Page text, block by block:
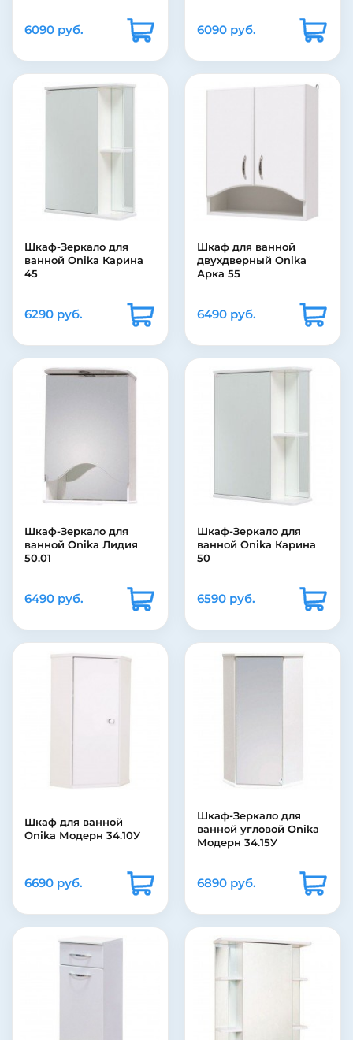
6090 руб. 6090 руб.
Шкаф-Зеркало для
ванной Onika Карина
45
6290 руб.
Шкаф для ванной
двухдверный Onika
Арка 55
6490 руб.
Шкаф-Зеркало для
ванной Onika Лидия
50.01
6490 руб.
Шкаф-Зеркало для
ванной Onika Карина
50
6590 руб.
Шкаф для ванной
Onika Модерн 34.10У
6690 руб.
Шкаф-Зеркало для
ванной угловой Onika
Модерн 34.15У
6890 руб.